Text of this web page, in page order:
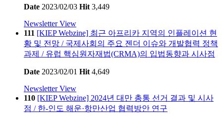
Date 2023/02/03 Hit 3,449
Newsletter View
111 [KIEP Webzine] 최근 아프리카 지역의 인플레이션 현
황 및 전망 / 국제사회의 주요 젠더 이슈와 개발협력 정책
과제 / 유럽 핵심원자재법(CRMA)의 입법동향과 시사점
Date 2023/02/01 Hit 4,649
Newsletter View
110 [KIEP Webzine] 2024년 대만 총통 선거 결과 및 시사
점 / 한-인도 해운·항만산업 협력방안 연구